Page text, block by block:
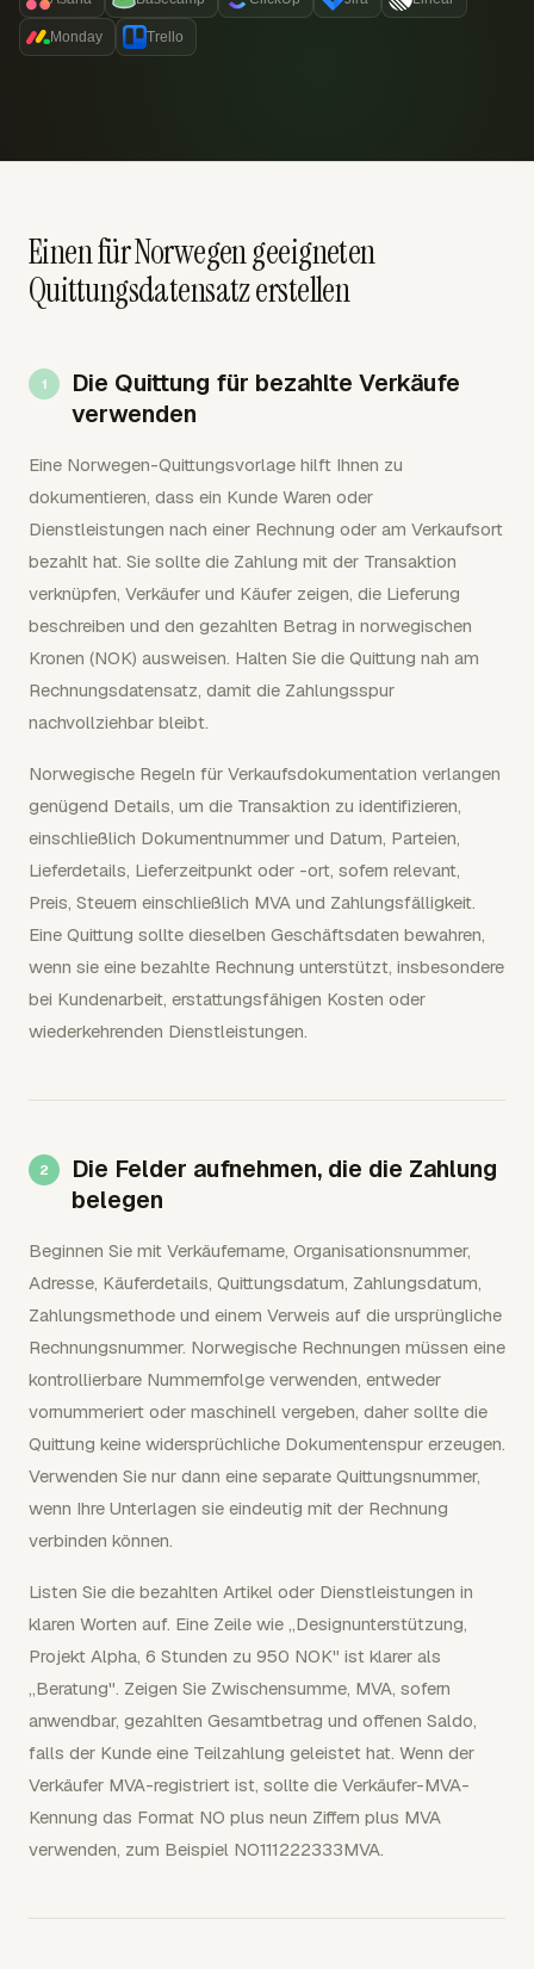
Monday Trello
Einen für Norwegen geeigneten
Quittungsdatensatz erstellen
Die Quittung für bezahlte Verkäufe
verwenden
Eine Norwegen-Quittungsvorlage hilft Ihnen zu
dokumentieren, dass ein Kunde Waren oder
Dienstleistungen nach einer Rechnung oder am Verkaufsort
bezahlt hat. Sie sollte die Zahlung mit der Transaktion
verknüpfen, Verkäufer und Käufer zeigen, die Lieferung
beschreiben und den gezahlten Betrag in norwegischen
Kronen (NOK) ausweisen. Halten Sie die Quittung nah am
Rechnungsdatensatz, damit die Zahlungsspur
nachvollziehbar bleibt.
Norwegische Regeln für Verkaufsdokumentation verlangen
genügend Details, um die Transaktion zu identifizieren,
einschließlich Dokumentnummer und Datum, Parteien,
Lieferdetails, Lieferzeitpunkt oder -ort, sofern relevant,
Preis, Steuern einschließlich MVA und Zahlungsfälligkeit.
Eine Quittung sollte dieselben Geschäftsdaten bewahren,
wenn sie eine bezahlte Rechnung unterstützt, insbesondere
bei Kundenarbeit, erstattungsfähigen Kosten oder
wiederkehrenden Dienstleistungen.
Die Felder aufnehmen, die die Zahlung
belegen
Beginnen Sie mit Verkäufername, Organisationsnummer,
Adresse, Käuferdetails, Quittungsdatum, Zahlungsdatum,
Zahlungsmethode und einem Verweis auf die ursprüngliche
Rechnungsnummer. Norwegische Rechnungen müssen eine
kontrollierbare Nummernfolge verwenden, entweder
vornummeriert oder maschinell vergeben, daher sollte die
Quittung keine widersprüchliche Dokumentenspur erzeugen.
Verwenden Sie nur dann eine separate Quittungsnummer,
wenn Ihre Unterlagen sie eindeutig mit der Rechnung
verbinden können.
Listen Sie die bezahlten Artikel oder Dienstleistungen in
klaren Worten auf. Eine Zeile wie „Designunterstützung,
Projekt Alpha, 6 Stunden zu 950 NOK" ist klarer als
„Beratung". Zeigen Sie Zwischensumme, MVA, sofern
anwendbar, gezahlten Gesamtbetrag und offenen Saldo,
falls der Kunde eine Teilzahlung geleistet hat. Wenn der
Verkäufer MVA-registriert ist, sollte die Verkäufer-MVA-
Kennung das Format NO plus neun Ziffern plus MVA
verwenden, zum Beispiel NO111222333MVA.